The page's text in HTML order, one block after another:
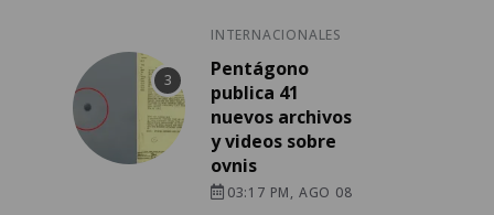
INTERNACIONALES
Pentágono
publica 41
nuevos archivos
y videos sobre
ovnis
03:17 PM, AGO 08